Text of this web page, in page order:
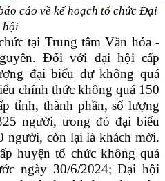
cáo về kế hoạch tổ chức Đại
hội
tại Trung tâm Văn hóa -
Đối với đại hội cấp
đại biểu dự không quá
chính thức không quá 150
tỉnh, thành phần, số lượng
người, trong đó đại biểu
người, còn lại là khách mời.
huyện tổ chức không quá
ngày 30/6/2024;Đại hội